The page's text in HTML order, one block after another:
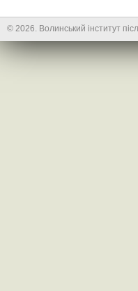
© 2026. Волинський інститут